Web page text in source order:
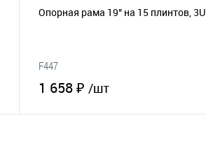
Опорная рама 19" на 15 плинтов, 3U
F447
1 658 ₽/шт